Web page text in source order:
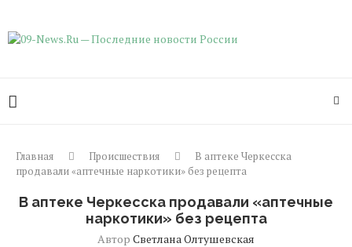
Главная Происшествия
В аптеке Черкесска
продавали «аптечные наркотики» без рецепта
В аптеке Черкесска продавали «аптечные
наркотики» без рецепта
Автор Светлана Олтушевская